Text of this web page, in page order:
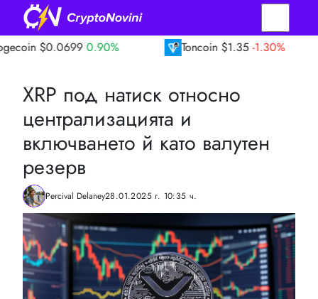
0.90% $1.35 -1.30%
XRP под натиск относно
централизацията и
включването й като валутен
резерв
Percival Delaney28.01.2025 г. 10:35 ч.